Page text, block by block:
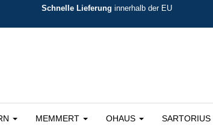
Schnelle Lieferung innerhalb der EU
MEMMERT OHAUS SARTORIUS